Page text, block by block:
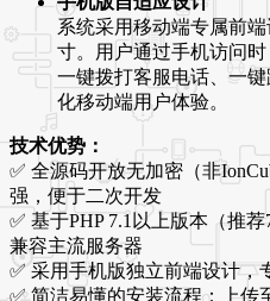
系统采用移动端专属前
寸。用户通过手机访问
一键拨打客服电话、一
化移动端用户体验。
技术优势：
✅ 全源码开放无加密（非
强，便于二次开发
✅ 基于PHP 7.1以上版本（推
兼容主流服务器
✅ 采用手机版独立前端设计，
✅ 简洁易懂的安装流程：上传